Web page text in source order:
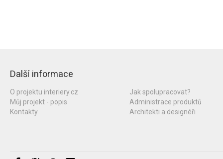
Další informace
O projektu interiery.cz
Můj projekt - popis
Kontakty
Jak spolupracovat?
Administrace produktů
Architekti a designéři